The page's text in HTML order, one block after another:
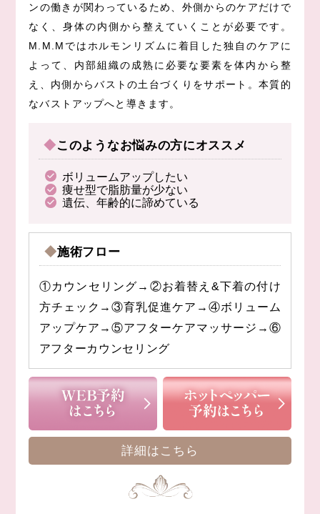
ンの働きが関わっているため、外側からのケアだけで
なく、身体の内側から整えていくことが必要です。
M.M.Mではホルモンリズムに着目した独自のケアに
よって、内部組織の成熟に必要な要素を体内から整
え、内側からバストの土台づくりをサポート。本質的
なバストアップへと導きます。
◆このようなお悩みの方にオススメ
ボリュームアップしたい
痩せ型で脂肪量が少ない
遺伝、年齢的に諦めている
◆施術フロー
①カウンセリング→②お着替え&下着の付け
方チェック→③育乳促進ケア→④ボリューム
アップケア→⑤アフターケアマッサージ→⑥
アフターカウンセリング
詳細はこちら